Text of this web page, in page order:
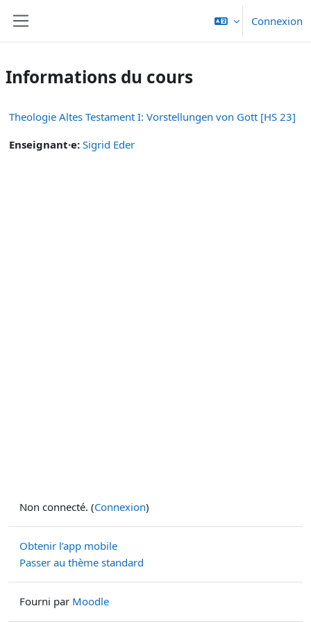
Connexion
Informations du cours
Theologie Altes Testament I: Vorstellungen von Gott [HS 23]
Enseignant·e: Sigrid Eder
Non connecté. (Connexion)
Obtenir l’app mobile
Passer au thème standard
Fourni par Moodle